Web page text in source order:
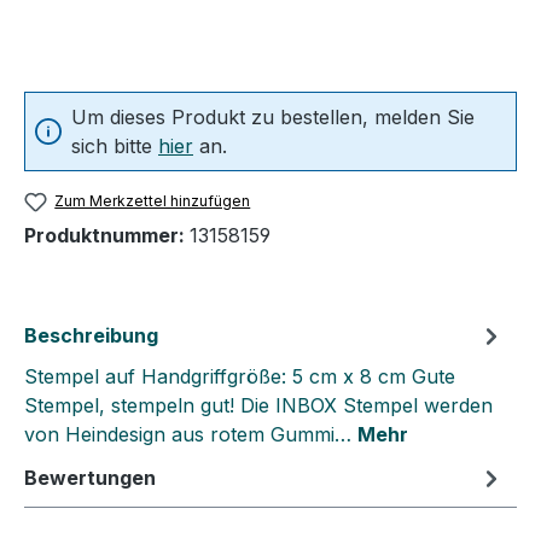
Um dieses Produkt zu bestellen, melden Sie
sich bitte hier an.
Zum Merkzettel hinzufügen
Produktnummer: 13158159
Beschreibung
Stempel auf Handgriffgröße: 5 cm x 8 cm Gute
Stempel, stempeln gut! Die INBOX Stempel werden
von Heindesign aus rotem Gummi… Mehr
Bewertungen